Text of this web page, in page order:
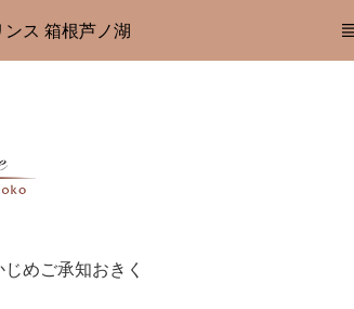
ス 箱根芦ノ湖
めご承知おきく